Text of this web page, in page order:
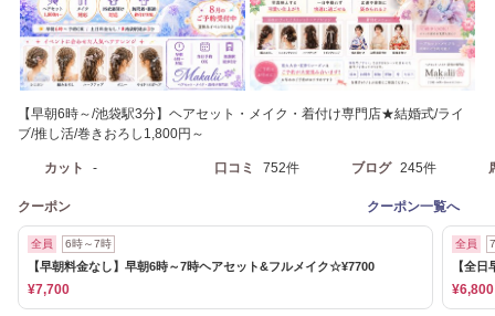
【早朝6時～/池袋駅3分】ヘアセット・メイク・着付け専門店★結婚式/ライ
ブ/推し活/巻きおろし1,800円～
カット - 口コミ 752件 ブログ 245件
クーポン クーポン一覧へ
全員 6時～7時
【早朝料金なし】早朝6時～7時ヘアセット&フルメイク☆¥7700
¥7,700
全員
【全
¥6,800